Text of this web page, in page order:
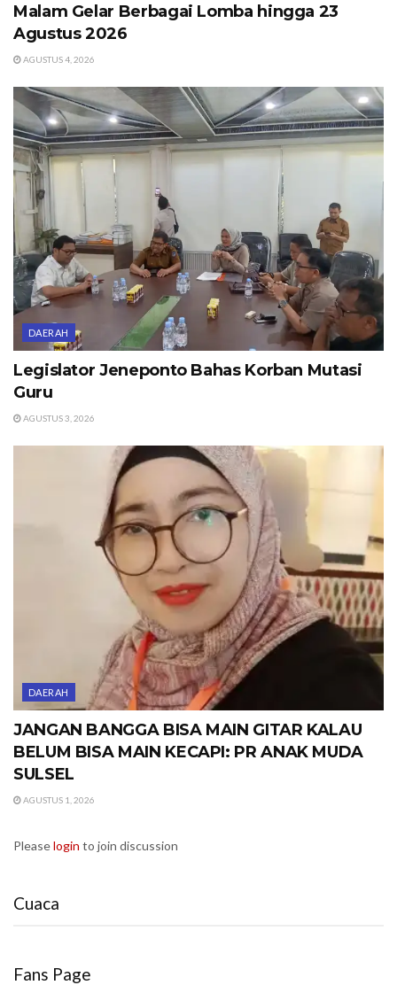
Malam Gelar Berbagai Lomba hingga 23
Agustus 2026
AGUSTUS 4, 2026
DAERAH
Legislator Jeneponto Bahas Korban Mutasi
Guru
AGUSTUS 3, 2026
DAERAH
JANGAN BANGGA BISA MAIN GITAR KALAU
BELUM BISA MAIN KECAPI: PR ANAK MUDA
SULSEL
AGUSTUS 1, 2026
Pleaselogin to join discussion
Cuaca
Fans Page